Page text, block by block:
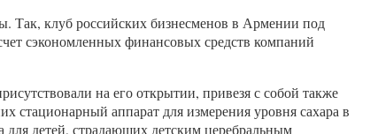
Так, клуб российских бизнесменов в Армении под
сэкономленных финансовых средств компаний
на его открытии, привезя с собой также
стационарный аппарат для измерения уровня сахара в
детей, страдающих детским церебральным